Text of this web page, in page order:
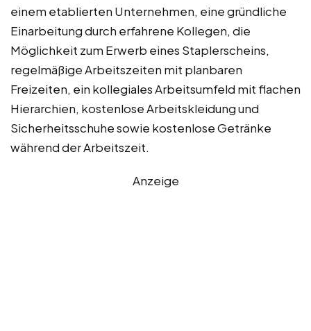
einem etablierten Unternehmen, eine gründliche
Einarbeitung durch erfahrene Kollegen, die
Möglichkeit zum Erwerb eines Staplerscheins,
regelmäßige Arbeitszeiten mit planbaren
Freizeiten, ein kollegiales Arbeitsumfeld mit flachen
Hierarchien, kostenlose Arbeitskleidung und
Sicherheitsschuhe sowie kostenlose Getränke
während der Arbeitszeit.
Anzeige